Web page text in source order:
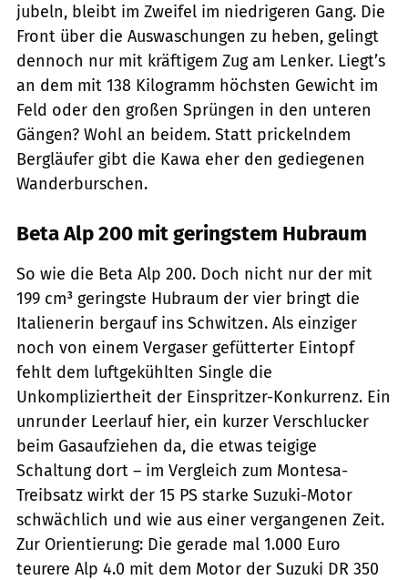
jubeln, bleibt im Zweifel im niedrigeren Gang. Die
Front über die Auswaschungen zu heben, gelingt
dennoch nur mit kräftigem Zug am Lenker. Liegt’s
an dem mit 138 Kilogramm höchsten Gewicht im
Feld oder den großen Sprüngen in den unteren
Gängen? Wohl an beidem. Statt prickelndem
Bergläufer gibt die Kawa eher den gediegenen
Wanderburschen.
Beta Alp 200 mit geringstem Hubraum
So wie die Beta Alp 200. Doch nicht nur der mit
199 cm³ geringste Hubraum der vier bringt die
Italienerin bergauf ins Schwitzen. Als einziger
noch von einem Vergaser gefütterter Eintopf
fehlt dem luftgekühlten Single die
Unkompliziertheit der Einspritzer-Konkurrenz. Ein
unrunder Leerlauf hier, ein kurzer Verschlucker
beim Gasaufziehen da, die etwas teigige
Schaltung dort – im Vergleich zum Montesa-
Treibsatz wirkt der 15 PS starke Suzuki-Motor
schwächlich und wie aus einer vergangenen Zeit.
Zur Orientierung: Die gerade mal 1.000 Euro
teurere Alp 4.0 mit dem Motor der Suzuki DR 350